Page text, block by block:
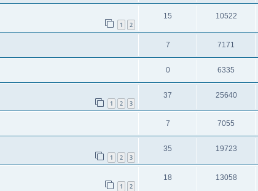
1 2
15 10522
7 7171
0 6335
1 2 3
37 25640
7 7055
1 2 3
35 19723
1 2
18 13058